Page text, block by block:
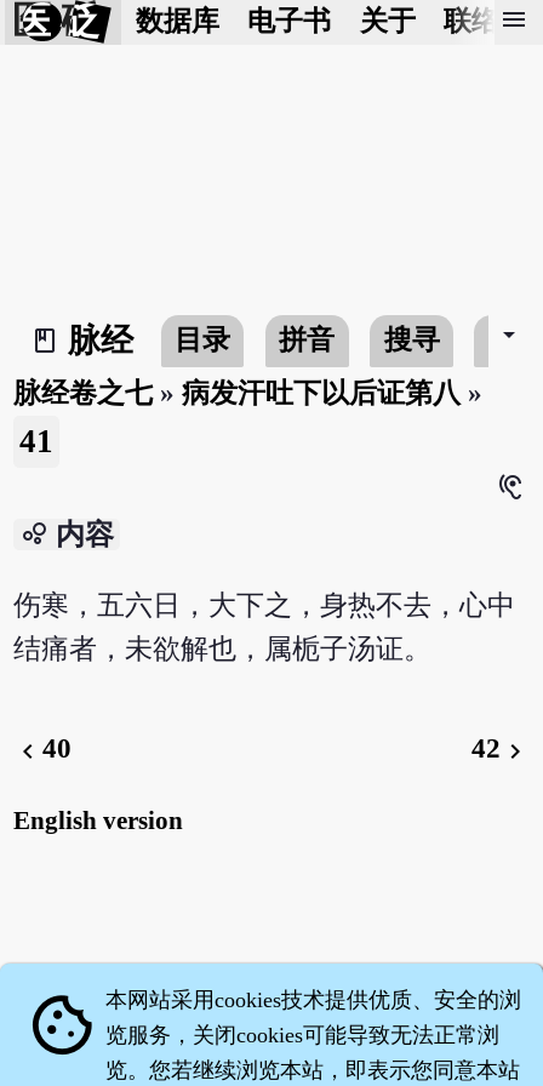
医 砭 数据库 电子书 关于 联络我
menu
book_2
脉经 目录 拼音 搜寻 书介
arrow_drop_down
脉经卷之七»病发汗吐下以后证第八 »
41
hearing
bubble_chart 内容
伤寒，五六日，大下之，身热不去，心中
结痛者，未欲解也，属栀子汤证。
chevron_left40 42 chevron_right
English version
cookie 本网站采用cookies技术提供优质、安全的浏
览服务，关闭cookies可能导致无法正常浏
览。您若继续浏览本站，即表示您同意本站